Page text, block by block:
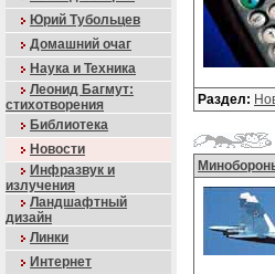
Юрий Тубольцев
Домашний очаг
Наука и Техника
Леонид Багмут:
стихотворения
Библиотека
Новости
Инфразвук и
излучения
Ландшафтный
дизайн
Линки
Интернет
Раздел: